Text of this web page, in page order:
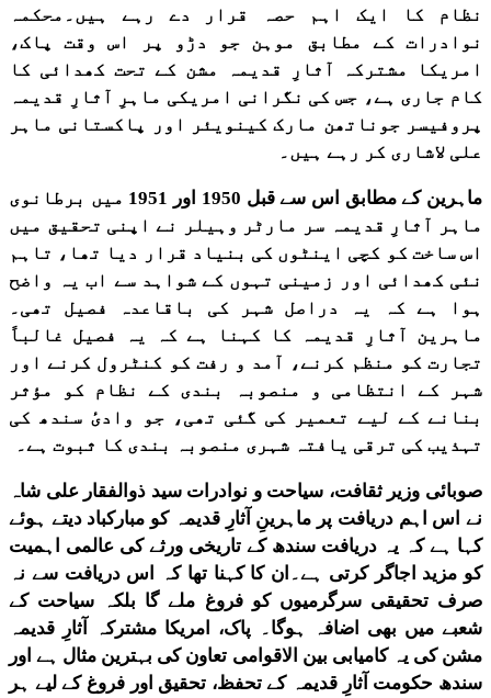
نظام کا ایک اہم حصہ قرار دے رہے ہیں۔محکمہ
نوادرات کے مطابق موہن جو دڑو پر اس وقت پاک،
امریکا مشترکہ آثارِ قدیمہ مشن کے تحت کھدائی کا
کام جاری ہے، جس کی نگرانی امریکی ماہرِ آثارِ قدیمہ
پروفیسر جوناتھن مارک کینویئر اور پاکستانی ماہر
علی لاشاری کر رہے ہیں۔
ماہرین کے مطابق اس سے قبل 1950 اور 1951 میں برطانوی
ماہر آثارِ قدیمہ سر مارٹر وہیلر نے اپنی تحقیق میں
اس ساخت کو کچی اینٹوں کی بنیاد قرار دیا تھا، تاہم
نئی کھدائی اور زمینی تہوں کے شواہد سے اب یہ واضح
ہوا ہے کہ یہ دراصل شہر کی باقاعدہ فصیل تھی۔
ماہرین آثارِ قدیمہ کا کہنا ہے کہ یہ فصیل غالباً
تجارت کو منظم کرنے، آمد و رفت کو کنٹرول کرنے اور
شہر کے انتظامی و منصوبہ بندی کے نظام کو مؤثر
بنانے کے لیے تعمیر کی گئی تھی، جو وادیٔ سندھ کی
تہذیب کی ترقی یافتہ شہری منصوبہ بندی کا ثبوت ہے۔
صوبائی وزیر ثقافت، سیاحت و نوادرات سید ذوالفقار علی شاہ
نے اس اہم دریافت پر ماہرینِ آثارِ قدیمہ کو مبارکباد دیتے ہوئے
کہا ہے کہ یہ دریافت سندھ کے تاریخی ورثے کی عالمی اہمیت
کو مزید اجاگر کرتی ہے۔ان کا کہنا تھا کہ اس دریافت سے نہ
صرف تحقیقی سرگرمیوں کو فروغ ملے گا بلکہ سیاحت کے
شعبے میں بھی اضافہ ہوگا۔ پاک، امریکا مشترکہ آثارِ قدیمہ
مشن کی یہ کامیابی بین الاقوامی تعاون کی بہترین مثال ہے اور
سندھ حکومت آثارِ قدیمہ کے تحفظ، تحقیق اور فروغ کے لیے ہر